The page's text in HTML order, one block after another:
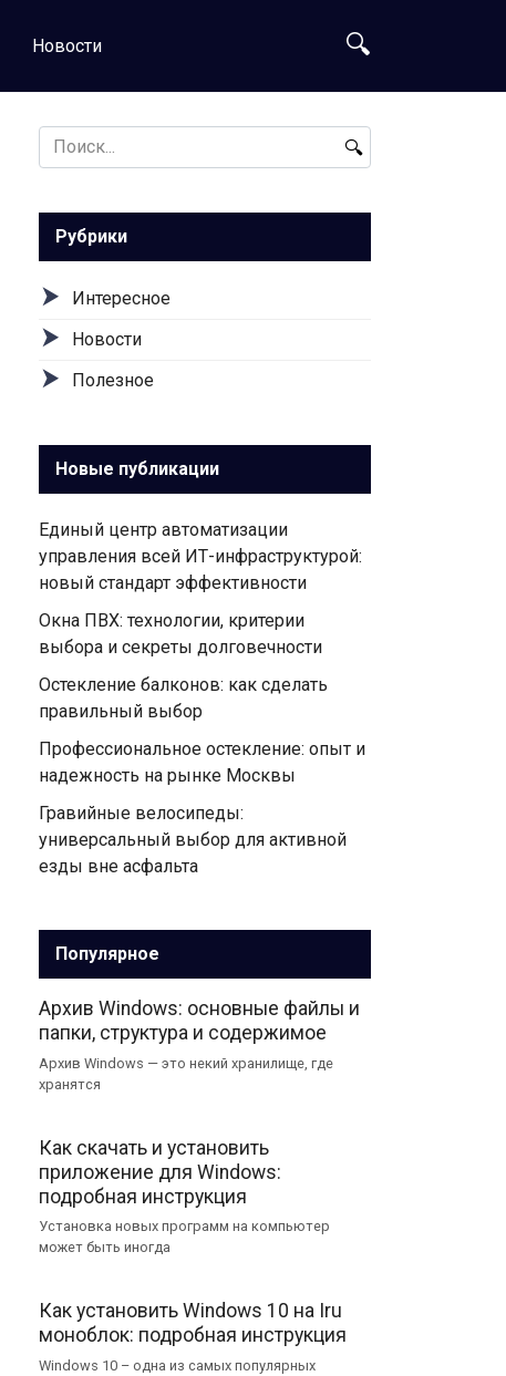
Новости
Search
for:
Рубрики
Интересное
Новости
Полезное
Новые публикации
Единый центр автоматизации
управления всей ИТ-инфраструктурой:
новый стандарт эффективности
Окна ПВХ: технологии, критерии
выбора и секреты долговечности
Остекление балконов: как сделать
правильный выбор
Профессиональное остекление: опыт и
надежность на рынке Москвы
Гравийные велосипеды:
универсальный выбор для активной
езды вне асфальта
Популярное
Архив Windows: основные файлы и
папки, структура и содержимое
Архив Windows — это некий хранилище, где
хранятся
Как скачать и установить
приложение для Windows:
подробная инструкция
Установка новых программ на компьютер
может быть иногда
Как установить Windows 10 на Iru
моноблок: подробная инструкция
Windows 10 – одна из самых популярных